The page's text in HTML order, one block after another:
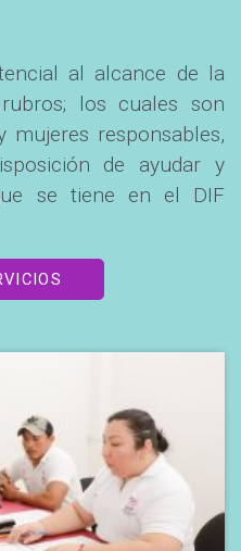
al alcance de la
los cuales son
responsables,
de ayudar y
se tiene en el DIF